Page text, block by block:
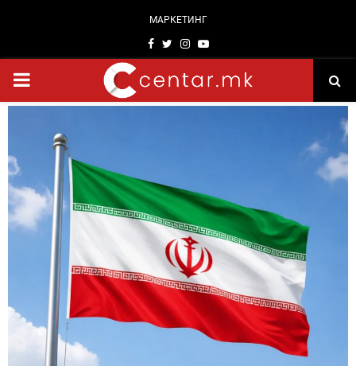
МАРКЕТИНГ
Facebook
TwitterInstagram
Youtube
PRIMARY